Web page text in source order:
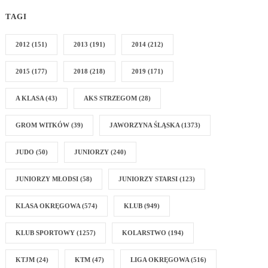
TAGI
2012 (151) 2013 (191) 2014 (212)
2015 (177) 2018 (218) 2019 (171)
A KLASA (43) AKS STRZEGOM (28)
GROM WITKÓW (39) JAWORZYNA ŚLĄSKA (1373)
JUDO (50) JUNIORZY (240)
JUNIORZY MŁODSI (58) JUNIORZY STARSI (123)
KLASA OKRĘGOWA (574) KLUB (949)
KLUB SPORTOWY (1257) KOLARSTWO (194)
KTJM (24) KTM (47) LIGA OKRĘGOWA (516)